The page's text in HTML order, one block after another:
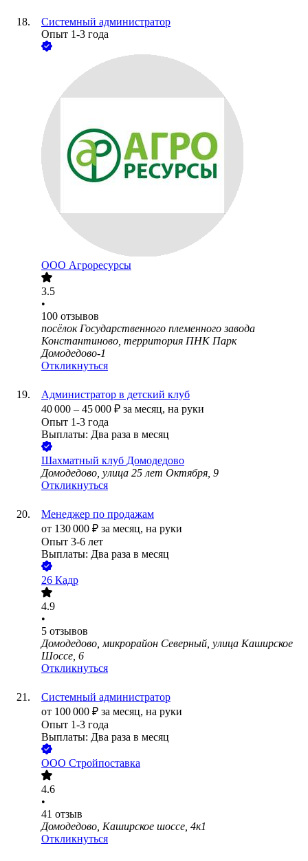
Системный администратор
Опыт 1-3 года
ООО Агроресурсы
3.5
•
100 отзывов
посёлок Государственного племенного завода
Константиново, территория ПНК Парк
Домодедово-1
Откликнуться
Администратор в детский клуб
40 000 – 45 000 ₽ за месяц, на руки
Опыт 1-3 года
Выплаты: Два раза в месяц
Шахматный клуб Домодедово
Домодедово, улица 25 лет Октября, 9
Откликнуться
Менеджер по продажам
от 130 000 ₽ за месяц, на руки
Опыт 3-6 лет
Выплаты: Два раза в месяц
26 Кадр
4.9
•
5 отзывов
Домодедово, микрорайон Северный, улица Каширское
Шоссе, 6
Откликнуться
Системный администратор
от 100 000 ₽ за месяц, на руки
Опыт 1-3 года
Выплаты: Два раза в месяц
ООО Стройпоставка
4.6
•
41 отзыв
Домодедово, Каширское шоссе, 4к1
Откликнуться